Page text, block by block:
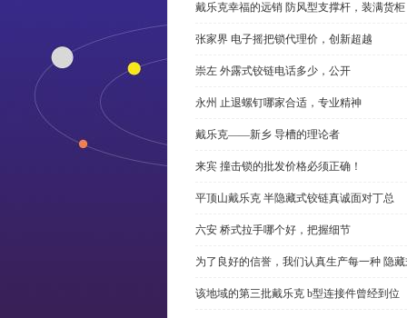
戴乐克幸福的远销 防风型支撑杆，装满货柜
张家界 电子摇把锁代理价，创新超越
崇左 外露式铰链电话多少，公开
永州 止退螺钉哪家合适，专业精神
戴乐克——新乡 导槽的理论者
来宾 撞击锁的批发价格必须正确！
平顶山戴乐克 半隐藏式铰链真诚面对丁总
六安 桥式拉手哪个好，把握细节
为了良好的信誉，我们认真生产每一种 隐
该地域的第三批戴乐克 b型连接件曾经到位